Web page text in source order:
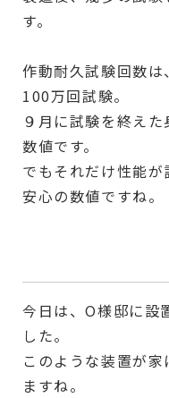
す。
作動耐久試験回数は
100万回試験。
９月に試験を終え
数値です。
でもそれだけ性能が
安心の数値ですね。
今日は、O様邸に設
した。
このような装置が
ますね。